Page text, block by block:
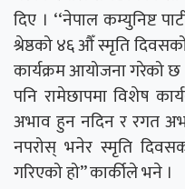
दिए । ‘‘नेपाल कम्युनिष्ट
श्रेष्ठको ४६ औँ स्मृति
कार्यक्रम आयोजना गरेको
पनि रामेछापमा विशेष
अभाव हुन नदिन र रगत
नपरोस् भनेर स्मृति
गरिएको हो” कार्कीले भने ।